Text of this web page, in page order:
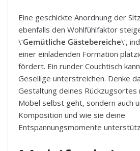
Eine geschickte Anordnung der
ebenfalls den Wohlfühlfaktor
\‘Gemütliche Gästebereiche\‘,
einer einladenden Formation
fördert. Ein runder Couchtisch
Gesellige unterstreichen. Denke
Gestaltung deines Rückzugsortes
Möbel selbst geht, sondern auch
Komposition und wie sie deine
Entspannungsmomente